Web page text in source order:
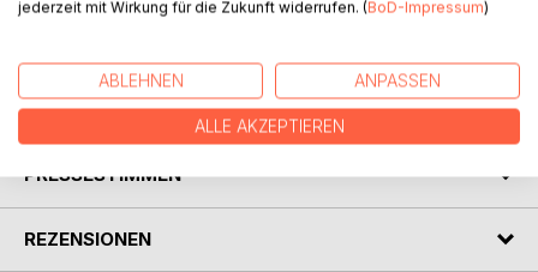
sich fröhlich fließend auf das neue Ziel "Ernährung-
AUTOR/IN
PRESSESTIMMEN
REZENSIONEN
jederzeit mit Wirkung für die Zukunft widerrufen. (BoD-Impressum)
ABLEHNEN ANPASSEN
ALLE AKZEPTIEREN